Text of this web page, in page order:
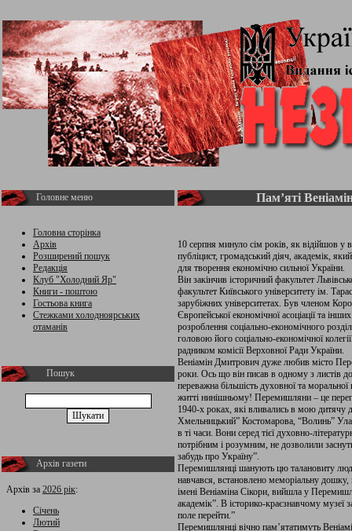
Головне меню
Головна сторінка
Архів
Розширений пошук
Редакція
Клуб "Холодний Яр"
Книги - поштою
Гостьова книга
Стежками холодноярських
отаманів
Пошук
Архів газети
Архів за 2026 рік:
Січень
Лютий
Пам’яті
10 серпня минуло сім років, як відійшов у
публіцист, громадський діяч, академік,
для творення економічно сильної України.
Він закінчив історичний факультет
факультет Київського університету ім.
зарубіжних університетах. Був членом
Європейської економічної асоціації та
розроблення соціально-економічного
головою його соціально-економічної
радником комісії Верховної Ради України.
Веніамін Дмитрович дуже любив місто
роки. Ось що він писав в одному з листів
переважна більшість духовної та
житті нинішньому! Перемишляни – це
1940-х роках, які вливались в мою
Хмельницький” Костомарова, “Волинь”
в ті часи. Вони серед тієї духовно-
потрібним і розумним, не дозволили
забудь про Україну”.
Перемишлянці шанують цю талановиту
навчався, встановлено меморіальну
імені Веніаміна Сікори, вийшла у
академік”. В історико-краєзнавчому
поле перейти.”
Перемишлянці вічно пам’ятатимуть